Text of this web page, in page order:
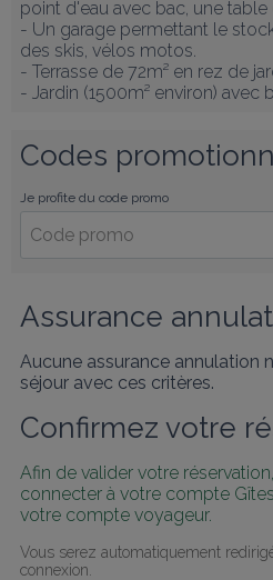
point d'eau avec bac, une table
- Un garage permettant le
des skis, vélos motos.
- Terrasse de 72m² en rez de
- Jardin (1500m² environ) avec
Codes
Je profite du code promo
Assurance
Aucune assurance annulation
séjour avec ces critères.
Confirmez votre
Afin de valider votre
connecter à votre compte
votre compte voyageur.
Vous serez automatiquement
connexion.